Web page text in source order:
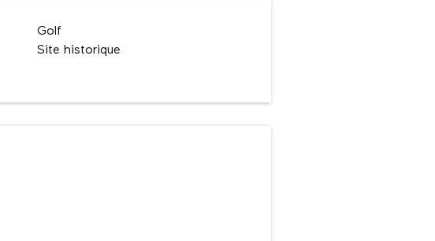
Golf
Site historique